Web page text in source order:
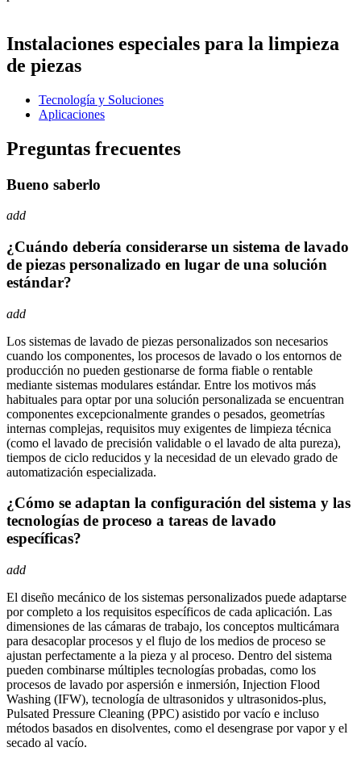
Instalaciones especiales para la limpieza
de piezas
Tecnología y Soluciones
Aplicaciones
Preguntas frecuentes
Bueno saberlo
add
¿Cuándo debería considerarse un sistema de lavado
de piezas personalizado en lugar de una solución
estándar?
add
Los sistemas de lavado de piezas personalizados son necesarios
cuando los componentes, los procesos de lavado o los entornos de
producción no pueden gestionarse de forma fiable o rentable
mediante sistemas modulares estándar. Entre los motivos más
habituales para optar por una solución personalizada se encuentran
componentes excepcionalmente grandes o pesados, geometrías
internas complejas, requisitos muy exigentes de limpieza técnica
(como el lavado de precisión validable o el lavado de alta pureza),
tiempos de ciclo reducidos y la necesidad de un elevado grado de
automatización especializada.
¿Cómo se adaptan la configuración del sistema y las
tecnologías de proceso a tareas de lavado
específicas?
add
El diseño mecánico de los sistemas personalizados puede adaptarse
por completo a los requisitos específicos de cada aplicación. Las
dimensiones de las cámaras de trabajo, los conceptos multicámara
para desacoplar procesos y el flujo de los medios de proceso se
ajustan perfectamente a la pieza y al proceso. Dentro del sistema
pueden combinarse múltiples tecnologías probadas, como los
procesos de lavado por aspersión e inmersión, Injection Flood
Washing (IFW), tecnología de ultrasonidos y ultrasonidos-plus,
Pulsated Pressure Cleaning (PPC) asistido por vacío e incluso
métodos basados en disolventes, como el desengrase por vapor y el
secado al vacío.